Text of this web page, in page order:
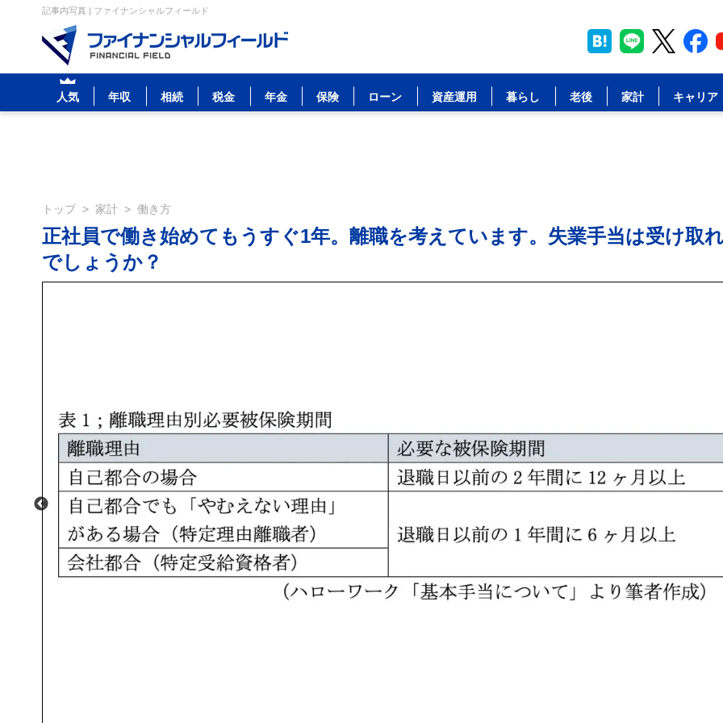
記事内写真 | ファイナンシャルフィールド
人気 年収 相続 税金 年金 保険 ローン 資産運用 暮らし 老後 家計 キャリア
トップ > 家計 > 働き方
正社員で働き始めてもうすぐ1年。離職を考えています。失業手当は受け取
でしょうか？